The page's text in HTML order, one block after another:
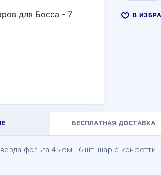
В
БЕСПЛАТНАЯ ДОСТАВКА
фольга 45 см - 6 шт, шар с конфетти